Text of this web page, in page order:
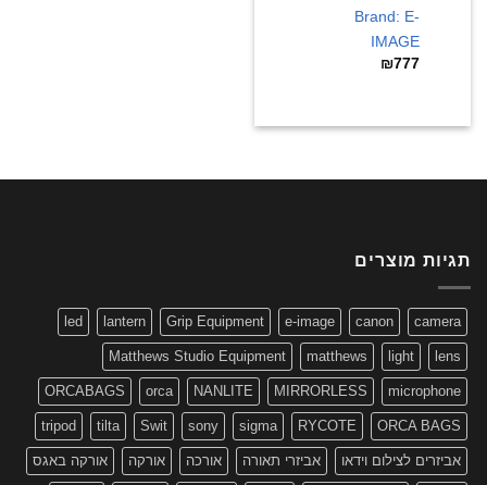
Brand: E-
IMAGE
₪777
תגיות מוצרים
camera
canon
e-image
Grip Equipment
lantern
led
lens
light
matthews
Matthews Studio Equipment
microphone
MIRRORLESS
NANLITE
orca
ORCABAGS
ORCA BAGS
RYCOTE
sigma
sony
Swit
tilta
tripod
אביזרים לצילום וידאו אביזרי תאורה אורכה אורקה אורקה באגס